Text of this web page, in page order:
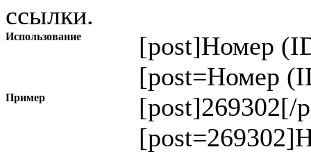
ссылки.
Использование [post]Номер
[post=Номер
Пример
[post]269302[/